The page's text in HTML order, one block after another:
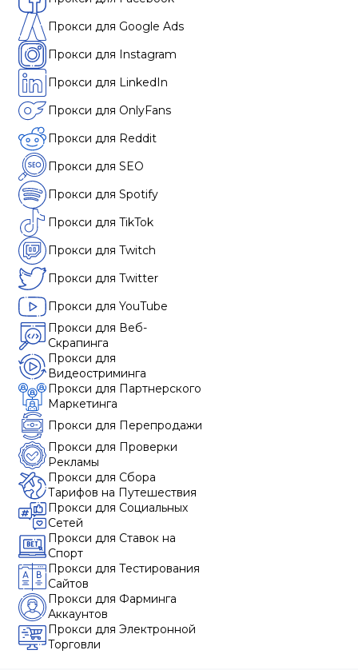
Прокси для Google Ads
Прокси для Instagram
Прокси для LinkedIn
Прокси для OnlyFans
Прокси для Reddit
Прокси для SEO
Прокси для Spotify
Прокси для TikTok
Прокси для Twitch
Прокси для Twitter
Прокси для YouTube
Прокси для Веб-
Скрапинга
Прокси для
Видеостриминга
Прокси для Партнерского
Маркетинга
Прокси для Перепродажи
Прокси для Проверки
Рекламы
Прокси для Сбора
Тарифов на Путешествия
Прокси для Социальных
Сетей
Прокси для Ставок на
Спорт
Прокси для Тестирования
Сайтов
Прокси для Фарминга
Аккаунтов
Прокси для Электронной
Торговли